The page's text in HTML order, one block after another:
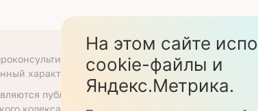
со специалистом. Данный сайт
характер.
публичной офертой, определяемой
кодекса Российской Федерации. Перед
На этом сайте
cookie-файлы и
Яндекс.Метрика.